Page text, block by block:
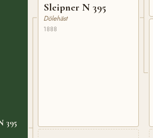
395
Sleipner N 395
Dölehäst
1888